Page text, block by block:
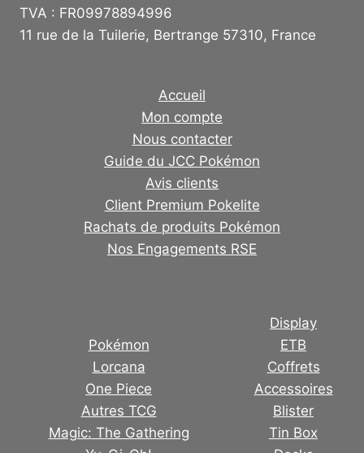
TVA : FR09978894996
11 rue de la Tuilerie, Bertrange 57310, France
Accueil
Mon compte
Nous contacter
Guide du JCC Pokémon
Avis clients
Client Premium Pokelite
Rachats de produits Pokémon
Nos Engagements RSE
Pokémon
Lorcana
One Piece
Autres TCG
Magic: The Gathering
Display
ETB
Coffrets
Accessoires
Blister
Tin Box